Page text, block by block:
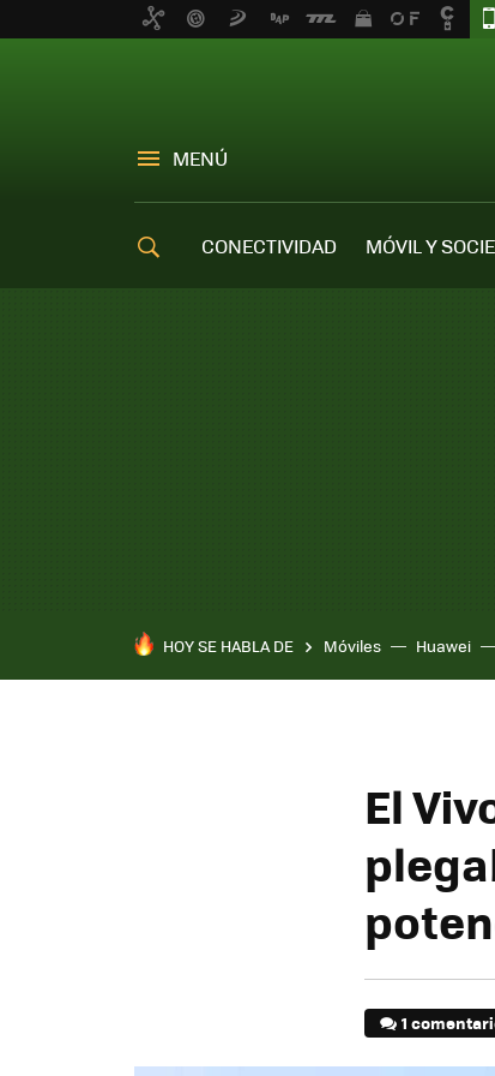
MENÚ
CONECTIVIDAD MÓVIL Y
HOY SE HABLA DE Móviles Huawei
El
1